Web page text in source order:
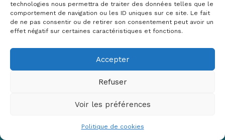
technologies nous permettra de traiter des données telles que le
comportement de navigation ou les ID uniques sur ce site. Le fait
de ne pas consentir ou de retirer son consentement peut avoir un
effet négatif sur certaines caractéristiques et fonctions.
Accepter
Refuser
Voir les préférences
Politique de cookies
Mentions légales
RGPD
Copyright © 2026 Crige PACA